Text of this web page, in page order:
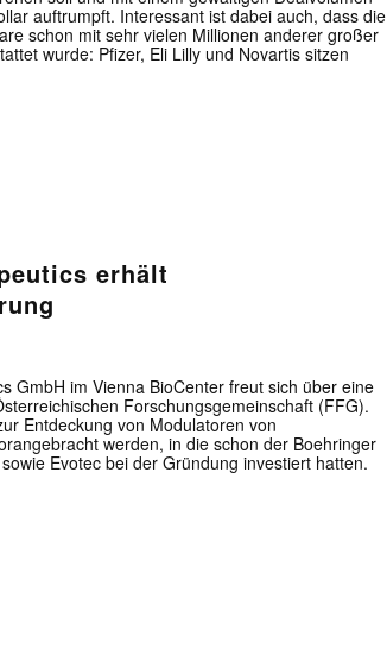
auftrumpft. Interessant ist dabei auch, dass die
schon mit sehr vielen Millionen anderer großer
wurde: Pfizer, Eli Lilly und Novartis sitzen
erhält
GmbH im Vienna BioCenter freut sich über eine
Forschungsgemeinschaft (FFG).
Entdeckung von Modulatoren von
werden, in die schon der Boehringer
Evotec bei der Gründung investiert hatten.